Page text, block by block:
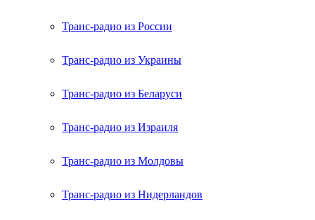
Транс-радио из России
Транс-радио из Украины
Транс-радио из Беларуси
Транс-радио из Израиля
Транс-радио из Молдовы
Транс-радио из Нидерландов